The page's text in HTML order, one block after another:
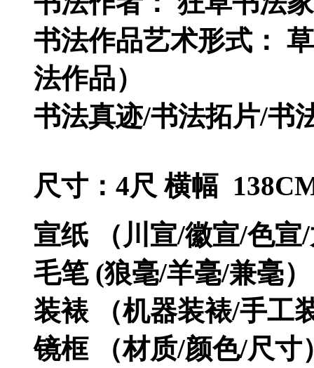
书法作品艺术形式：
法作品）
书法真迹/书法拓片/书
尺寸：4尺 横幅
宣纸 （川宣/徽宣/色宣
毛笔 (狼毫/羊毫/兼毫
装裱 （机器装裱/手工
镜框 （材质/颜色/尺